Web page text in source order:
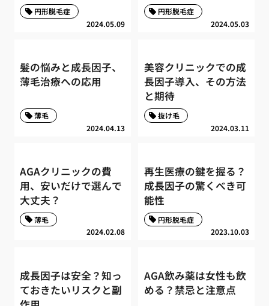
2024.05.09
円形脱毛症
2024.05.03
円形脱毛症
髪の悩みと成長因子、
薄毛治療への応用
2024.04.13
薄毛
美容クリニックでの成
長因子導入、その方法
と期待
2024.03.11
抜け毛
AGAクリニックの費
用、安いだけで選んで
大丈夫？
2024.02.08
薄毛
再生医療の鍵を握る？
成長因子の驚くべき可
能性
2023.10.03
円形脱毛症
成長因子は安全？知っ
ておきたいリスクと副
AGA飲み薬は女性も飲
める？禁忌と注意点